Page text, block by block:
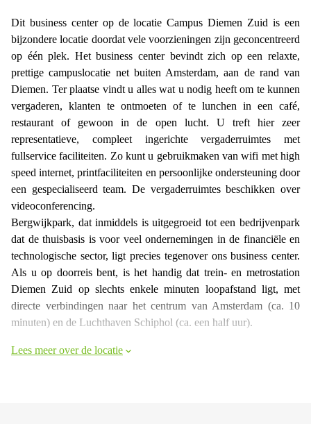
Dit business center op de locatie Campus Diemen Zuid is een
bijzondere locatie doordat vele voorzieningen zijn geconcentreerd
op één plek. Het business center bevindt zich op een relaxte,
prettige campuslocatie net buiten Amsterdam, aan de rand van
Diemen. Ter plaatse vindt u alles wat u nodig heeft om te kunnen
vergaderen, klanten te ontmoeten of te lunchen in een café,
restaurant of gewoon in de open lucht. U treft hier zeer
representatieve, compleet ingerichte vergaderruimtes met
fullservice faciliteiten. Zo kunt u gebruikmaken van wifi met high
speed internet, printfaciliteiten en persoonlijke ondersteuning door
een gespecialiseerd team. De vergaderruimtes beschikken over
videoconferencing.
Bergwijkpark, dat inmiddels is uitgegroeid tot een bedrijvenpark
dat de thuisbasis is voor veel ondernemingen in de financiële en
technologische sector, ligt precies tegenover ons business center.
Als u op doorreis bent, is het handig dat trein- en metrostation
Diemen Zuid op slechts enkele minuten loopafstand ligt, met
directe verbindingen naar het centrum van Amsterdam (ca. 10
minuten) en de Luchthaven Schiphol (ca. een half uur).
Lees meer over de locatie